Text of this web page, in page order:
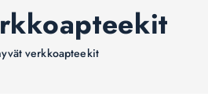
verkkoapteekit